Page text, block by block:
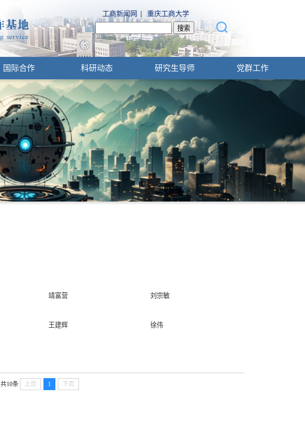
工商新闻网 | 重庆工商大学
国际合作 科研动态 研究生导师 党群工作
靖富营 刘宗敏
王建辉 徐伟
共10条 上页 1 下页